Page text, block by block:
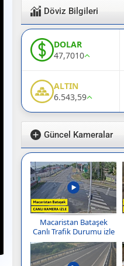
Döviz Bilgileri
DOLAR
47,7010
ALTIN
6.543,59
Güncel Kameralar
Macaristan Bataşek
Canlı Trafik Durumu izle